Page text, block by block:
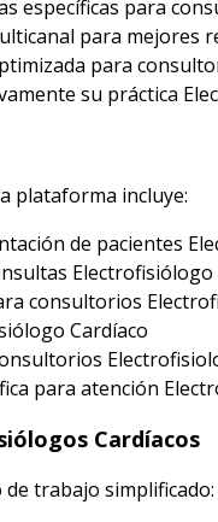
específicas para
para mejores
para
su práctica
plataforma incluye:
de pacientes
Electrofisiólogo
consultorios
Cardíaco
para atención
Cardíacos
trabajo simplificado: